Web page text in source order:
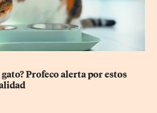
gato? Profeco alerta por estos